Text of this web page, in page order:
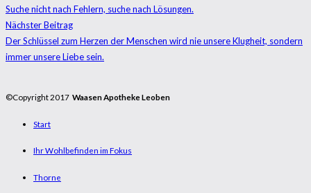
Suche nicht nach Fehlern, suche nach Lösungen.
Nächster Beitrag
Der Schlüssel zum Herzen der Menschen wird nie unsere Klugheit, sondern
immer unsere Liebe sein.
©Copyright 2017 Waasen Apotheke Leoben
Start
Ihr Wohlbefinden im Fokus
Thorne